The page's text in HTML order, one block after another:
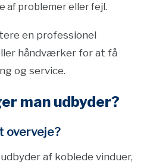
problemer eller fejl.
en professionel
håndværker for at få
og service.
man udbyder?
overveje?
af koblede vinduer,